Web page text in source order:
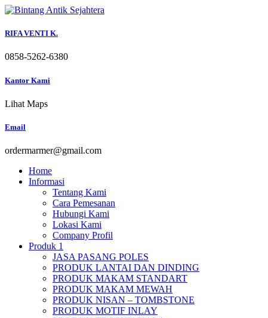
Skip
content
RIFA VENTI K.
0858-5262-6380
Kantor Kami
Lihat Maps
Email
ordermarmer@gmail.com
Home
Informasi
Tentang Kami
Cara Pemesanan
Hubungi Kami
Lokasi Kami
Company Profil
Produk 1
JASA PASANG POLES
PRODUK LANTAI DAN DINDING
PRODUK MAKAM STANDART
PRODUK MAKAM MEWAH
PRODUK NISAN – TOMBSTONE
PRODUK MOTIF INLAY